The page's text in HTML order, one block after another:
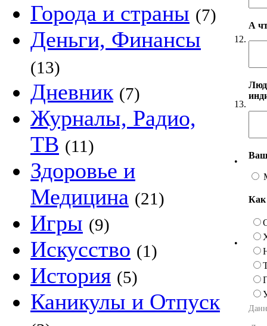
Города и страны (7)
Деньги, Финансы
(13)
Дневник (7)
Журналы, Радио,
ТВ (11)
Здоровье и
Медицина (21)
Игры (9)
Искусство (1)
История (5)
Каникулы и Отпуск
12.
А
13.
•
•
Как